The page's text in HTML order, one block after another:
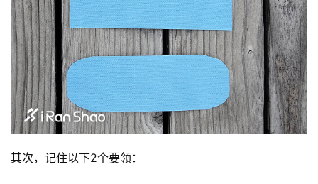
其次，记住以下2个要领：